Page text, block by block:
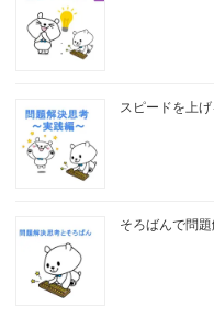
スピードを上げ
そろばんで問